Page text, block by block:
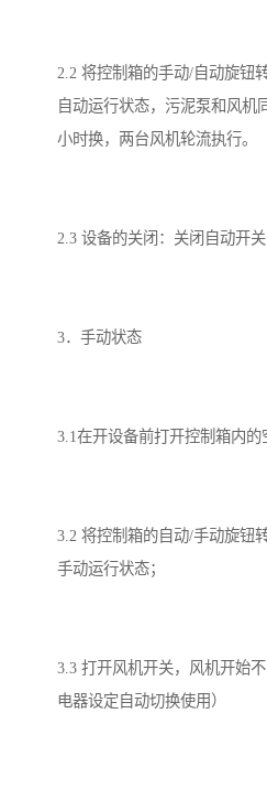
2.2 将控制箱的手动/自动旋钮
自动运行状态，污泥泵和风机
小时换，两台风机轮流执行。
2.3 设备的关闭：关闭自动开
3．手动状态
3.1在开设备前打开控制箱内的
3.2 将控制箱的自动/手动旋钮
手动运行状态；
3.3 打开风机开关，风机开始
电器设定自动切换使用）